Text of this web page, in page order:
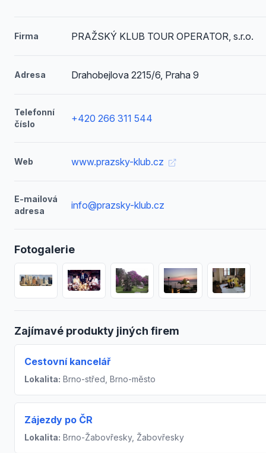
Firma PRAŽSKÝ KLUB TOUR OPERATOR, s.r.o.
Adresa Drahobejlova 2215/6, Praha 9
Telefonní
číslo
+420 266 311 544
Web www.prazsky-klub.cz
E-mailová
adresa
info@prazsky-klub.cz
Fotogalerie
Zajímavé produkty jiných firem
Cestovní kancelář
Lokalita: Brno-střed, Brno-město
Zájezdy po ČR
Lokalita: Brno-Žabovřesky, Žabovřesky